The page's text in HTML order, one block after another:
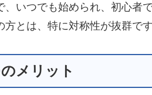
いつでも始められ、初心者
とは、特に対称性が抜群です
メリット